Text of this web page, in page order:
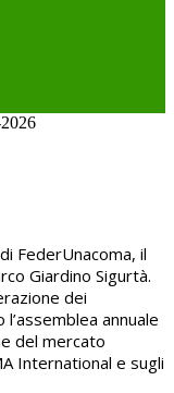
FederUnacoma, il
Giardino Sigurtà.
dei
annuale
del mercato
International e sugli